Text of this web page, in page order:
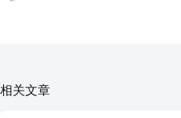
相关文章